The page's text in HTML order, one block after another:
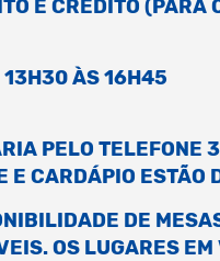
E CRÉDITO (PARA
13H30 ÀS 16H45
PELO
E CARDÁPIO ESTÃO
DE
OS LUGARES